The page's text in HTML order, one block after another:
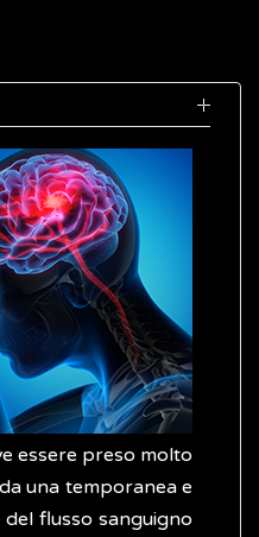
essere preso molto
una temporanea e
flusso sanguigno